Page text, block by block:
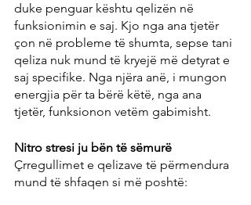
duke penguar kështu qelizën në
funksionimin e saj. Kjo nga ana tjetër
çon në probleme të shumta, sepse tani
qeliza nuk mund të kryejë më detyrat e
saj specifike. Nga njëra anë, i mungon
energjia për ta bërë këtë, nga ana
tjetër, funksionon vetëm gabimisht.
Nitro stresi ju bën të sëmurë
Çrregullimet e qelizave të përmendura
mund të shfaqen si më poshtë: